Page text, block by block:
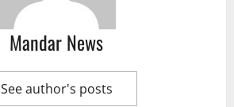
Mandar News
See author's posts